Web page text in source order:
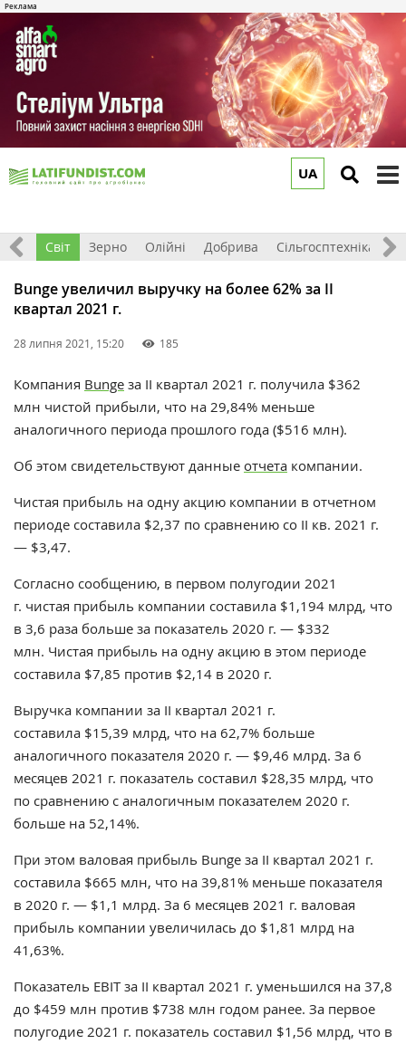
UA
Світ Зерно Олійні Добрива Сільгосптехніка
Bunge увеличил выручку на более 62% за ІІ
квартал 2021 г.
28 липня 2021, 15:20 185
Компания Bunge за ІІ квартал 2021 г. получила $362
млн чистой прибыли, что на 29,84% меньше
аналогичного периода прошлого года ($516 млн).
Об этом свидетельствуют данные отчета компании.
Чистая прибыль на одну акцию компании в отчетном
периоде составила $2,37 по сравнению со ІІ кв. 2021 г.
— $3,47.
Согласно сообщению, в первом полугодии 2021
г. чистая прибыль компании составила $1,194 млрд, что
в 3,6 раза больше за показатель 2020 г. — $332
млн. Чистая прибыль на одну акцию в этом периоде
составила $7,85 против $2,14 в 2020 г.
Выручка компании за ІІ квартал 2021 г.
составила $15,39 млрд, что на 62,7% больше
аналогичного показателя 2020 г. — $9,46 млрд. За 6
месяцев 2021 г. показатель составил $28,35 млрд, что
по сравнению с аналогичным показателем 2020 г.
больше на 52,14%.
При этом валовая прибыль Bunge за ІІ квартал 2021 г.
составила $665 млн, что на 39,81% меньше показателя
в 2020 г. — $1,1 млрд. За 6 месяцев 2021 г. валовая
прибыль компании увеличилась до $1,81 млрд на
41,63%.
Показатель EBIT за ІІ квартал 2021 г. уменьшился на 37,8
до $459 млн против $738 млн годом ранее. За первое
полугодие 2021 г. показатель составил $1,56 млрд, что в